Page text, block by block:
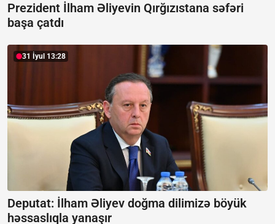
Prezident İlham Əliyevin Qırğızıstana səfəri
başa çatdı
31 İyul 13:28
Deputat: İlham Əliyev doğma dilimizə böyük
həssaslıqla yanaşır